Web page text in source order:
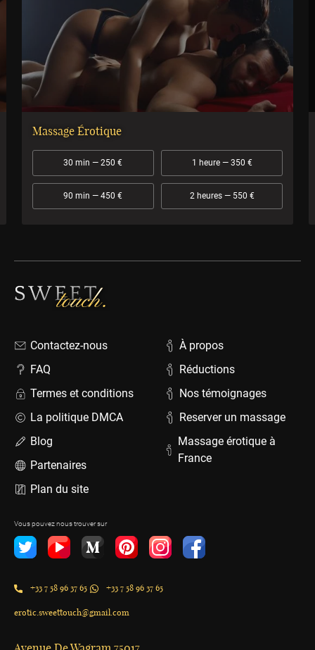
Massage Érotique
30 min — 250 € 1 heure — 350 €
90 min — 450 € 2 heures — 550 €
Vous pouvez nous trouver sur
Contactez-nous
FAQ
Termes et conditions
La politique DMCA
Blog
Partenaires
Plan du site
À propos
Réductions
Nos témoignages
Reserver un massage
Massage érotique à
France
+33 7 58 96 37 65 +33 7 58 96 37 65
erotic.sweettouch@gmail.com